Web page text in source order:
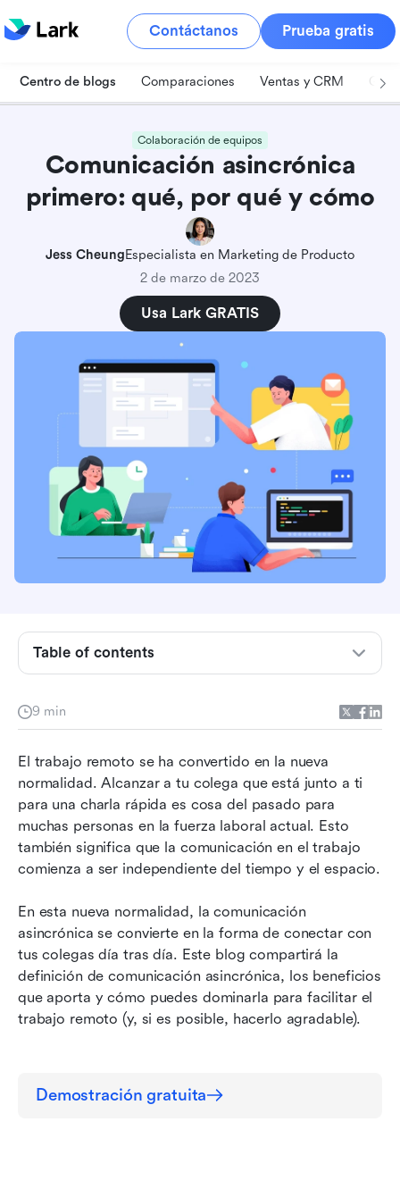
Contáctanos Prueba gratis
Centro de blogs Comparaciones Ventas y CRM
Colaboración de equipos
Comunicación asincrónica
primero: qué, por qué y cómo
Jess CheungEspecialista en Marketing de Producto
2 de marzo de 2023
Usa Lark GRATIS
9 min
El trabajo remoto se ha convertido en la nueva
normalidad. Alcanzar a tu colega que está junto a ti
para una charla rápida es cosa del pasado para
muchas personas en la fuerza laboral actual. Esto
también significa que la comunicación en el trabajo
comienza a ser independiente del tiempo y el espacio.
En esta nueva normalidad, la comunicación
asincrónica se convierte en la forma de conectar con
tus colegas día tras día. Este blog compartirá la
definición de comunicación asincrónica, los beneficios
que aporta y cómo puedes dominarla para facilitar el
trabajo remoto (y, si es posible, hacerlo agradable).
Demostración gratuita
Table of contents
¿Por qué la comunicación asincrónica primero:
5 beneficios que debes conocer?
comenzar a practicar
prioridad en el trabajo
2. Comunicar expresivamente
3. Planifica tiempo para la comunicación
asincrónica
5. Elige la herramienta adecuada, como siempre
Conclusión